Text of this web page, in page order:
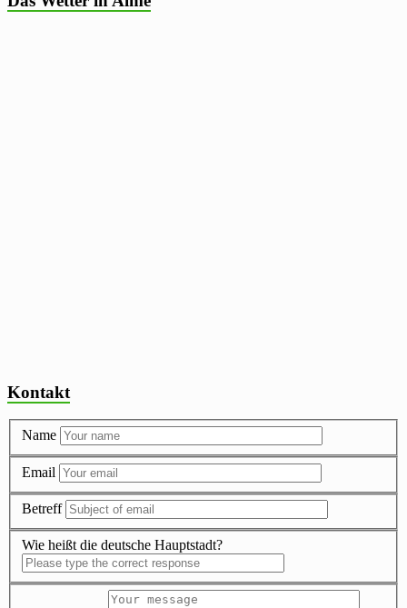
Kontakt
Name
Email
Betreff
Wie heißt die deutsche Hauptstadt?